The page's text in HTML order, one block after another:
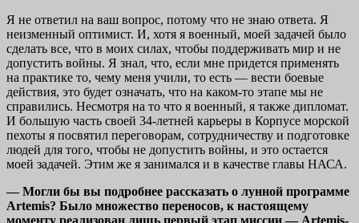
Я не ответил на ваш вопрос, потому что не знаю ответа. Я
неизменный оптимист. И, хотя я военный, моей задачей было
сделать все, что в моих силах, чтобы поддерживать мир и не
допустить войны. Я знал, что, если мне придется применять
на практике то, чему меня учили, то есть — вести боевые
действия, это будет означать, что на каком-то этапе мы не
справились. Несмотря на то что я военный, я также дипломат.
И большую часть своей 34-летней карьеры в Корпусе морской
пехоты я посвятил переговорам, сотрудничеству и подготовке
людей для того, чтобы не допустить войны, и это остается
моей задачей. Этим же я занимался и в качестве главы НАСА.
— Могли бы вы подробнее рассказать о лунной программе
Artemis? Было множество переносов, к настоящему
моменту реализован лишь первый этап миссии — Artemis-